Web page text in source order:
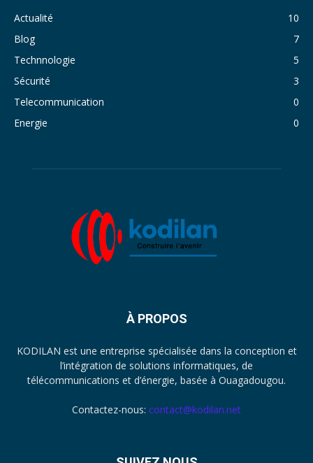
Actualité
10
Blog
7
Technnologie
5
Sécurité
3
Telecommunication
0
Energie
0
À PROPOS
KODILAN est une entreprise spécialisée dans la conception et
l’intégration de solutions informatiques, de
télécommunications et d’énergie, basée à Ouagadougou.
Contactez-nous: contact@kodilan.net